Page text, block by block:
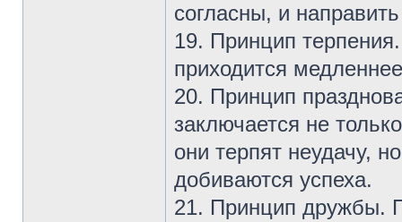
согласны, и
19. Принцип
приходится
20. Принцип
заключается не
они терпят неудачу,
добиваются успеха.
21. Принцип дружбы.